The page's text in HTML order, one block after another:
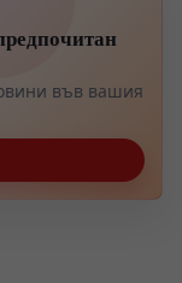
във вашия